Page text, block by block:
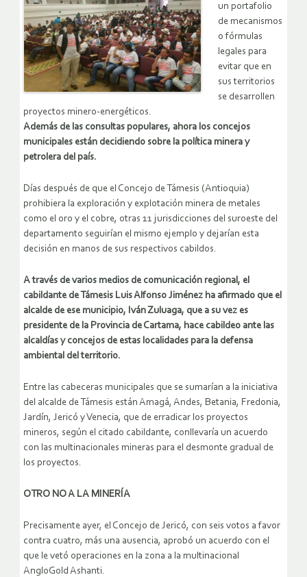
un portafolio
de mecanismos
o fórmulas
legales para
evitar que en
sus territorios
se desarrollen
proyectos minero-energéticos.
Además de las consultas populares, ahora los concejos
municipales están decidiendo sobre la política minera y
petrolera del país.
Días después de que el Concejo de Támesis (Antioquia)
prohibiera la exploración y explotación minera de metales
como el oro y el cobre, otras 11 jurisdicciones del suroeste del
departamento seguirían el mismo ejemplo y dejarían esta
decisión en manos de sus respectivos cabildos.
A través de varios medios de comunicación regional, el
cabildante de Támesis Luis Alfonso Jiménez ha afirmado que el
alcalde de ese municipio, Iván Zuluaga, que a su vez es
presidente de la Provincia de Cartama, hace cabildeo ante las
alcaldías y concejos de estas localidades para la defensa
ambiental del territorio.
Entre las cabeceras municipales que se sumarían a la iniciativa
del alcalde de Támesis están Amagá, Andes, Betania, Fredonia,
Jardín, Jericó y Venecia, que de erradicar los proyectos
mineros, según el citado cabildante, conllevaría un acuerdo
con las multinacionales mineras para el desmonte gradual de
los proyectos.
OTRO NO A LA MINERÍA
Precisamente ayer, el Concejo de Jericó, con seis votos a favor
contra cuatro, más una ausencia, aprobó un acuerdo con el
que le vetó operaciones en la zona a la multinacional
AngloGold Ashanti.